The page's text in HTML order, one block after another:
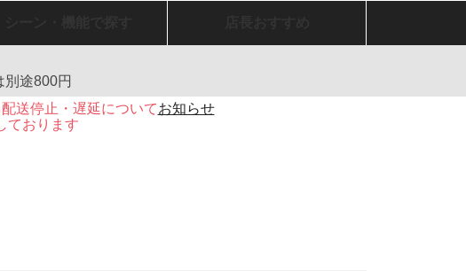
別途800円
送停止・遅延についてお知らせ
ております